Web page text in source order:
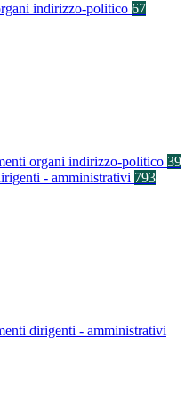
indirizzo-politico 67
organi indirizzo-politico 39
- amministrativi 793
dirigenti - amministrativi